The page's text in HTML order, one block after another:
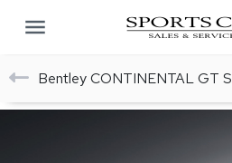
Bentley CONTINENTAL GT S